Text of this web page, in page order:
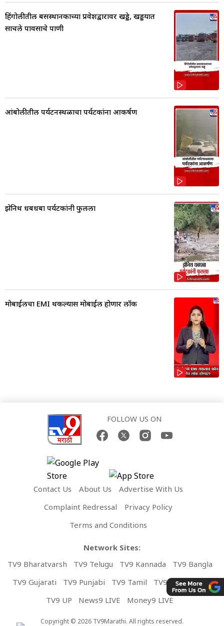
हिंगोलीतील बसस्थानकाच्या प्रवेशद्वारावर खड्डे, खड्डयात
साचले पावसाचे पाणी
आंबोलीतील पर्यटनस्थळाचा पर्यटकांना आकर्षण
झेनिथ धबधबा पर्यटकांनी फुलला
मोबाईलचा EMI थकल्यास मोबाईल होणार लॉक
FOLLOW US ON
Contact Us About Us
Advertise With Us
Complaint Redressal
Privacy Policy
Terms and Conditions
Network Sites:
TV9 Bharatvarsh
TV9 Telugu TV9 Kannada
TV9 Bangla
TV9 Gujarati
TV9 Punjabi TV9 Tamil
TV9 Malayalam
TV9 UP
News9 LIVE Money9 LIVE
Copyright © 2026 TV9Marathi. All rights reserved.